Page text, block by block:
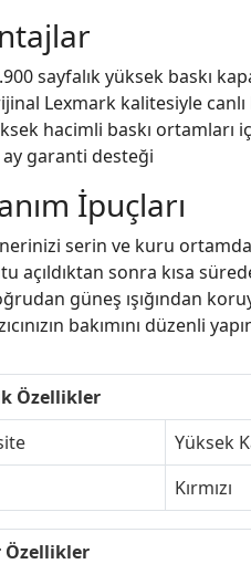
sayfalık yüksek baskı
Lexmark kalitesiyle canlı
hacimli baskı ortamları
ay garanti desteği
İpuçları
serin ve kuru
açıldıktan sonra kısa
güneş ışığından
bakımını düzenli
Özellikler
Yüksek
Kırmızı
Özellikler